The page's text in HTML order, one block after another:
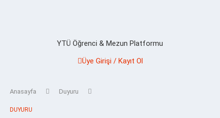
YTÜ Öğrenci & Mezun Platformu
Üye Girişi / Kayıt Ol
Anasayfa Duyuru
DUYURU